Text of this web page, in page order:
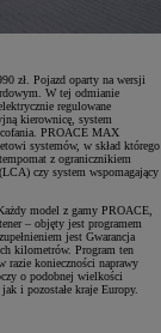
zł. Pojazd oparty na wersji
W tej odmianie
regulowane
kierownicę, system
PROACE MAX
systemów, w skład którego
z ogranicznikiem
czy system wspomagający
model z gamy PROACE,
– objęty jest programem
jest Gwarancja
kilometrów. Program ten
razie konieczności naprawy
o podobnej wielkości
i pozostałe kraje Europy.